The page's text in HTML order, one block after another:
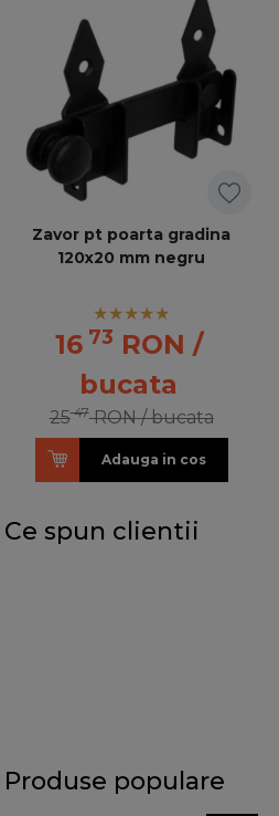
Zavor pt poarta gradina
120x20 mm negru
16 73 RON /
bucata
2547 RON / bucata
Adauga in cos
Ce spun clientii
Produse populare